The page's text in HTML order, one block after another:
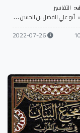
التفاسير
أبو علي الفضل بن الحسن الطبرسي
2022-07-26